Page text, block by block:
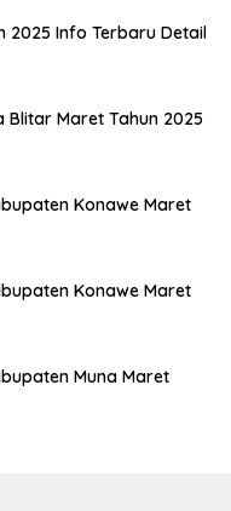
2025 Info Terbaru Detail
Maret Tahun 2025
Konawe Maret
Konawe Maret
Muna Maret